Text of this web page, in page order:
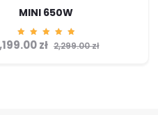
MINI 650W
Ocenion
o
2,299.00zł
zł